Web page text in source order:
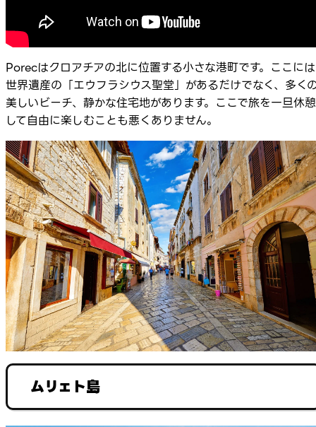
Porecはクロアチアの北に位置する小さな港町です。ここには
世界遺産の「エウフラシウス聖堂」があるだけでなく、多く
美しいビーチ、静かな住宅地があります。ここで旅を一旦休憩
して自由に楽しむことも悪くありません。
ムリェト島